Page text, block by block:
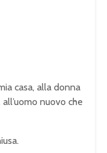
casa, alla donna
nuovo che